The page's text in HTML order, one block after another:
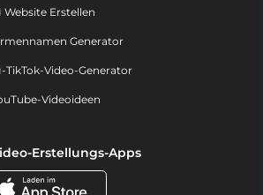
Website Erstellen
Generator
TikTok-Video-Generator
Videoideen
Erstellungs-Apps